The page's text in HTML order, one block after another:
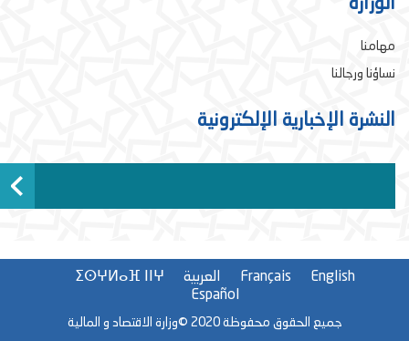
الوزارة
مهامنا
نساؤنا ورجالنا
النشرة الإخبارية الإلكترونية
ⵉⵙⵖⵍⴰⴼ ⵏⵏⵖ العربية Français
English
Español
جميع الحقوق محفوظة 2020 ©وزارة الاقتصاد و المالية